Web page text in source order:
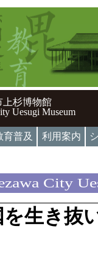
上杉博物館
Uesugi Museum
育普及 利用案内
City
生き抜